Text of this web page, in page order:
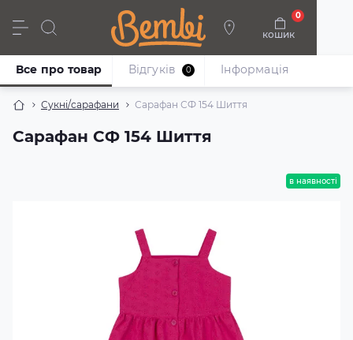
кошик
0
Дівчата Хлопці Немовлята Взуття
Сукні/сарафани Сарафан СФ 154 Шиття
Сарафан СФ 154 Шиття
Все про товар Відгуків 0 Iнформація
в наявності